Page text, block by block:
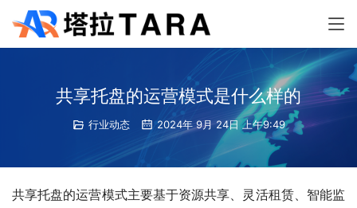
共享托盘的运营模式是什么样的
行业动态 2024年 9月 24日 上午9:49
共享托盘的运营模式主要基于资源共享、灵活租赁、智能监